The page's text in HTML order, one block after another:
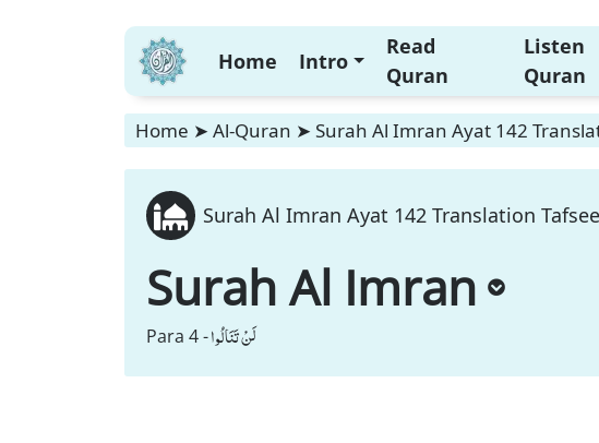
Home Intro
Read
Quran
Listen
Quran
Home ➤ Al-Quran ➤ Surah Al Imran Ayat 142
Surah Al Imran Ayat 142 Translation
Surah Al Imran
Para 4 -لَنْ تَنَالُوا